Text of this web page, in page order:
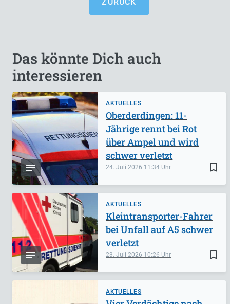
Das könnte Dich auch
interessieren
AKTUELLES
bookmark_border
24. Juli 2026 11:34
Oberderdingen: 11-
Jährige rennt bei Rot
über Ampel und wird
schwer verletzt
AKTUELLES
bookmark_border
23. Juli 2026 10:26
Kleintransporter-Fahrer
bei Unfall auf A5 schwer
verletzt
AKTUELLES